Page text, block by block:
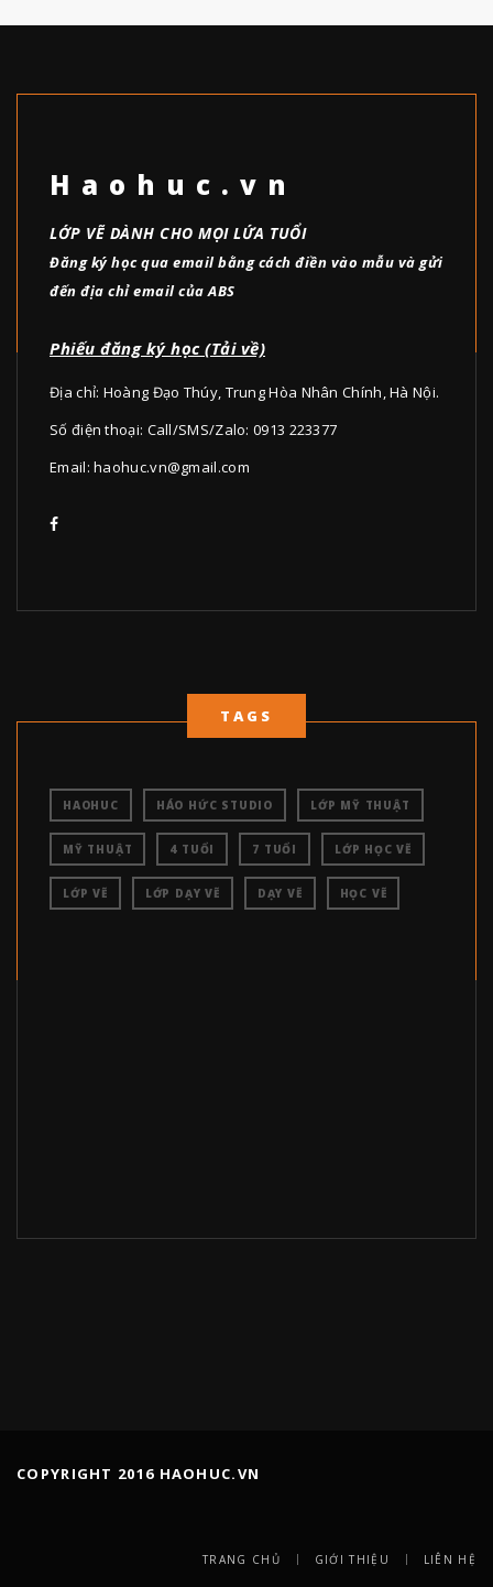
Haohuc.vn
LỚP VẼ DÀNH CHO MỌI LỨA TUỔI
Đăng ký học qua email bằng cách điền vào mẫu và gửi
đến địa chỉ email của ABS
Phiếu đăng ký học (Tải về)
Địa chỉ: Hoàng Đạo Thúy, Trung Hòa Nhân Chính, Hà Nội.
Số điện thoại: Call/SMS/Zalo: 0913 223377
Email:haohuc.vn@gmail.com
TAGS
HAOHUC HÁO HỨC STUDIO LỚP MỸ THUẬT
MỸ THUẬT 4 TUỔI 7 TUỔI LỚP HỌC VẼ
LỚP VẼ LỚP DẠY VẼ DẠY VẼ HỌC VẼ
COPYRIGHT 2016 HAOHUC.VN
TRANG CHỦ GIỚI THIỆU LIÊN HỆ